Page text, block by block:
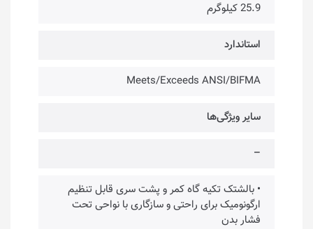
25.9 کیلوگرم
استاندارد
Meets/Exceeds ANSI/BIFMA
سایر ویژگی‌ها
–
• بالشتک تکیه گاه کمر و پشت سری قابل تنظیم
ارگونومیک برای راحتی و سازگاری با نواحی تحت
فشار بدن